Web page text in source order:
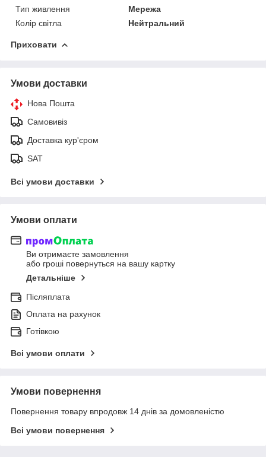
Тип живлення
Мережа
Колір світла
Нейтральний
Приховати
Умови доставки
Нова Пошта
Самовивіз
Доставка кур'єром
SAT
Всі умови доставки
Умови оплати
Ви отримаєте замовлення
або гроші повернуться на вашу картку
Детальніше
Післяплата
Оплата на рахунок
Готівкою
Всі умови оплати
Умови повернення
Повернення товару впродовж 14 днів за домовленістю
Всі умови повернення